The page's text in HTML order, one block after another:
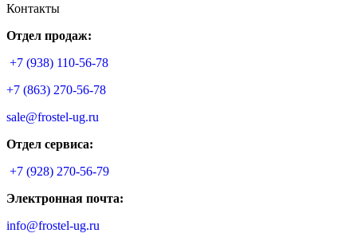
Контакты
Отдел продаж:
+7 (938) 110-56-78
+7 (863) 270-56-78
sale@frostel-ug.ru
Отдел сервиса:
+7 (928) 270-56-79
Электронная почта:
info@frostel-ug.ru